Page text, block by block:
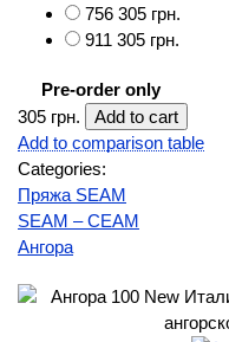
756 305 грн.
911 305 грн.
Pre-order only
305 грн.
Add to comparison table
Categories:
Пряжа SEAM
SEAM – СЕАМ
Ангора